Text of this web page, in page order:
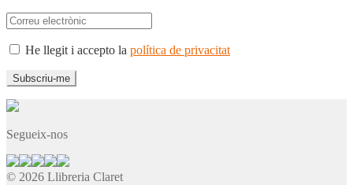
He llegit i accepto la política de privacitat
Segueix-nos
© 2026 Llibreria Claret